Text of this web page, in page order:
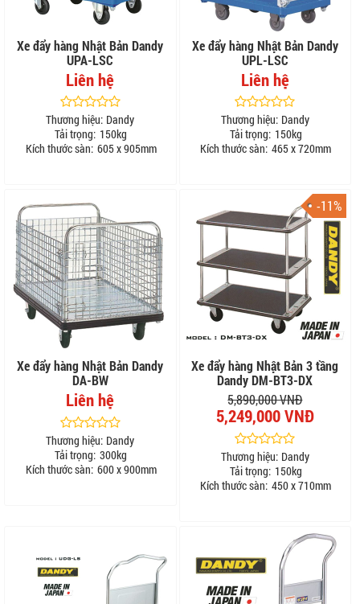
Xe đẩy hàng Nhật Bản Dandy
UPA-LSC
Liên hệ
Thương hiệu: Dandy
Tải trọng: 150kg
Kích thước sàn: 605 x 905mm
Xe đẩy hàng Nhật Bản Dandy
UPL-LSC
Liên hệ
Thương hiệu: Dandy
Tải trọng: 150kg
Kích thước sàn: 465 x 720mm
Xe đẩy hàng Nhật Bản Dandy
DA-BW
Liên hệ
Thương hiệu: Dandy
Tải trọng: 300kg
Kích thước sàn: 600 x 900mm
-11%
Xe đẩy hàng Nhật Bản 3 tầng
Dandy DM-BT3-DX
5,890,000 VNĐ
5,249,000 VNĐ
Thương hiệu: Dandy
Tải trọng: 150kg
Kích thước sàn: 450 x 710mm